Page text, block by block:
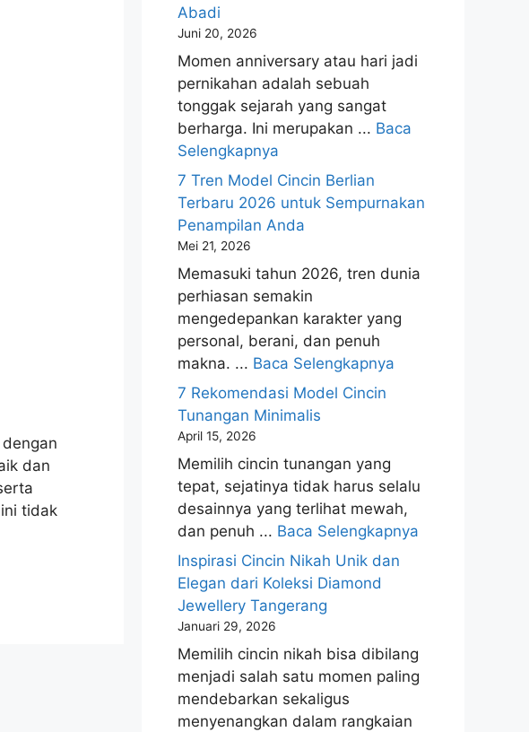
dan
tidak
Abadi
Juni 20, 2026
Momen anniversary atau hari jadi
pernikahan adalah sebuah
tonggak sejarah yang sangat
berharga. Ini merupakan ... Baca
Selengkapnya
7 Tren Model Cincin Berlian
Terbaru 2026 untuk Sempurnakan
Penampilan Anda
Mei 21, 2026
Memasuki tahun 2026, tren dunia
perhiasan semakin
mengedepankan karakter yang
personal, berani, dan penuh
makna. ... Baca Selengkapnya
7 Rekomendasi Model Cincin
Tunangan Minimalis
April 15, 2026
Memilih cincin tunangan yang
tepat, sejatinya tidak harus selalu
desainnya yang terlihat mewah,
dan penuh ... Baca Selengkapnya
Inspirasi Cincin Nikah Unik dan
Elegan dari Koleksi Diamond
Jewellery Tangerang
Januari 29, 2026
Memilih cincin nikah bisa dibilang
menjadi salah satu momen paling
mendebarkan sekaligus
menyenangkan dalam rangkaian